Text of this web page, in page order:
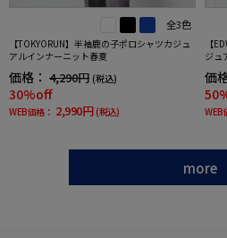
全3色
【TOKYORUN】半袖鹿の子ポロシャツカジュ
アルインナーニット春夏
価格： 4,290円 (税込)
30%off
WEB価格： 2,990円 (税込)
【
ジュ
価
WEB
more